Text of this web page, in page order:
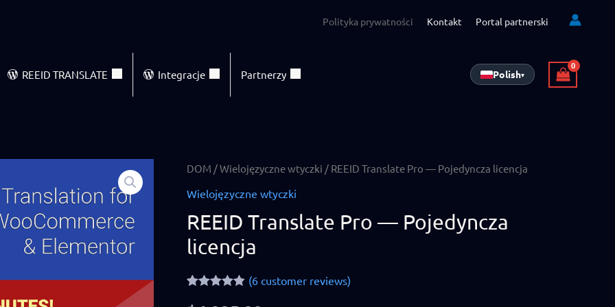
Polityka prywatności Kontakt Portal partnerski
REEID TRANSLATE Integracje Partnerzy Polish▾
DOM /Wielojęzyczne wtyczki / REEID Translate Pro — Pojedyncza licencja
Wielojęzyczne wtyczki
REEID Translate Pro — Pojedyncza
licencja
(6 customer reviews)
REEID
Translate
—
Pojedyncza
quantity